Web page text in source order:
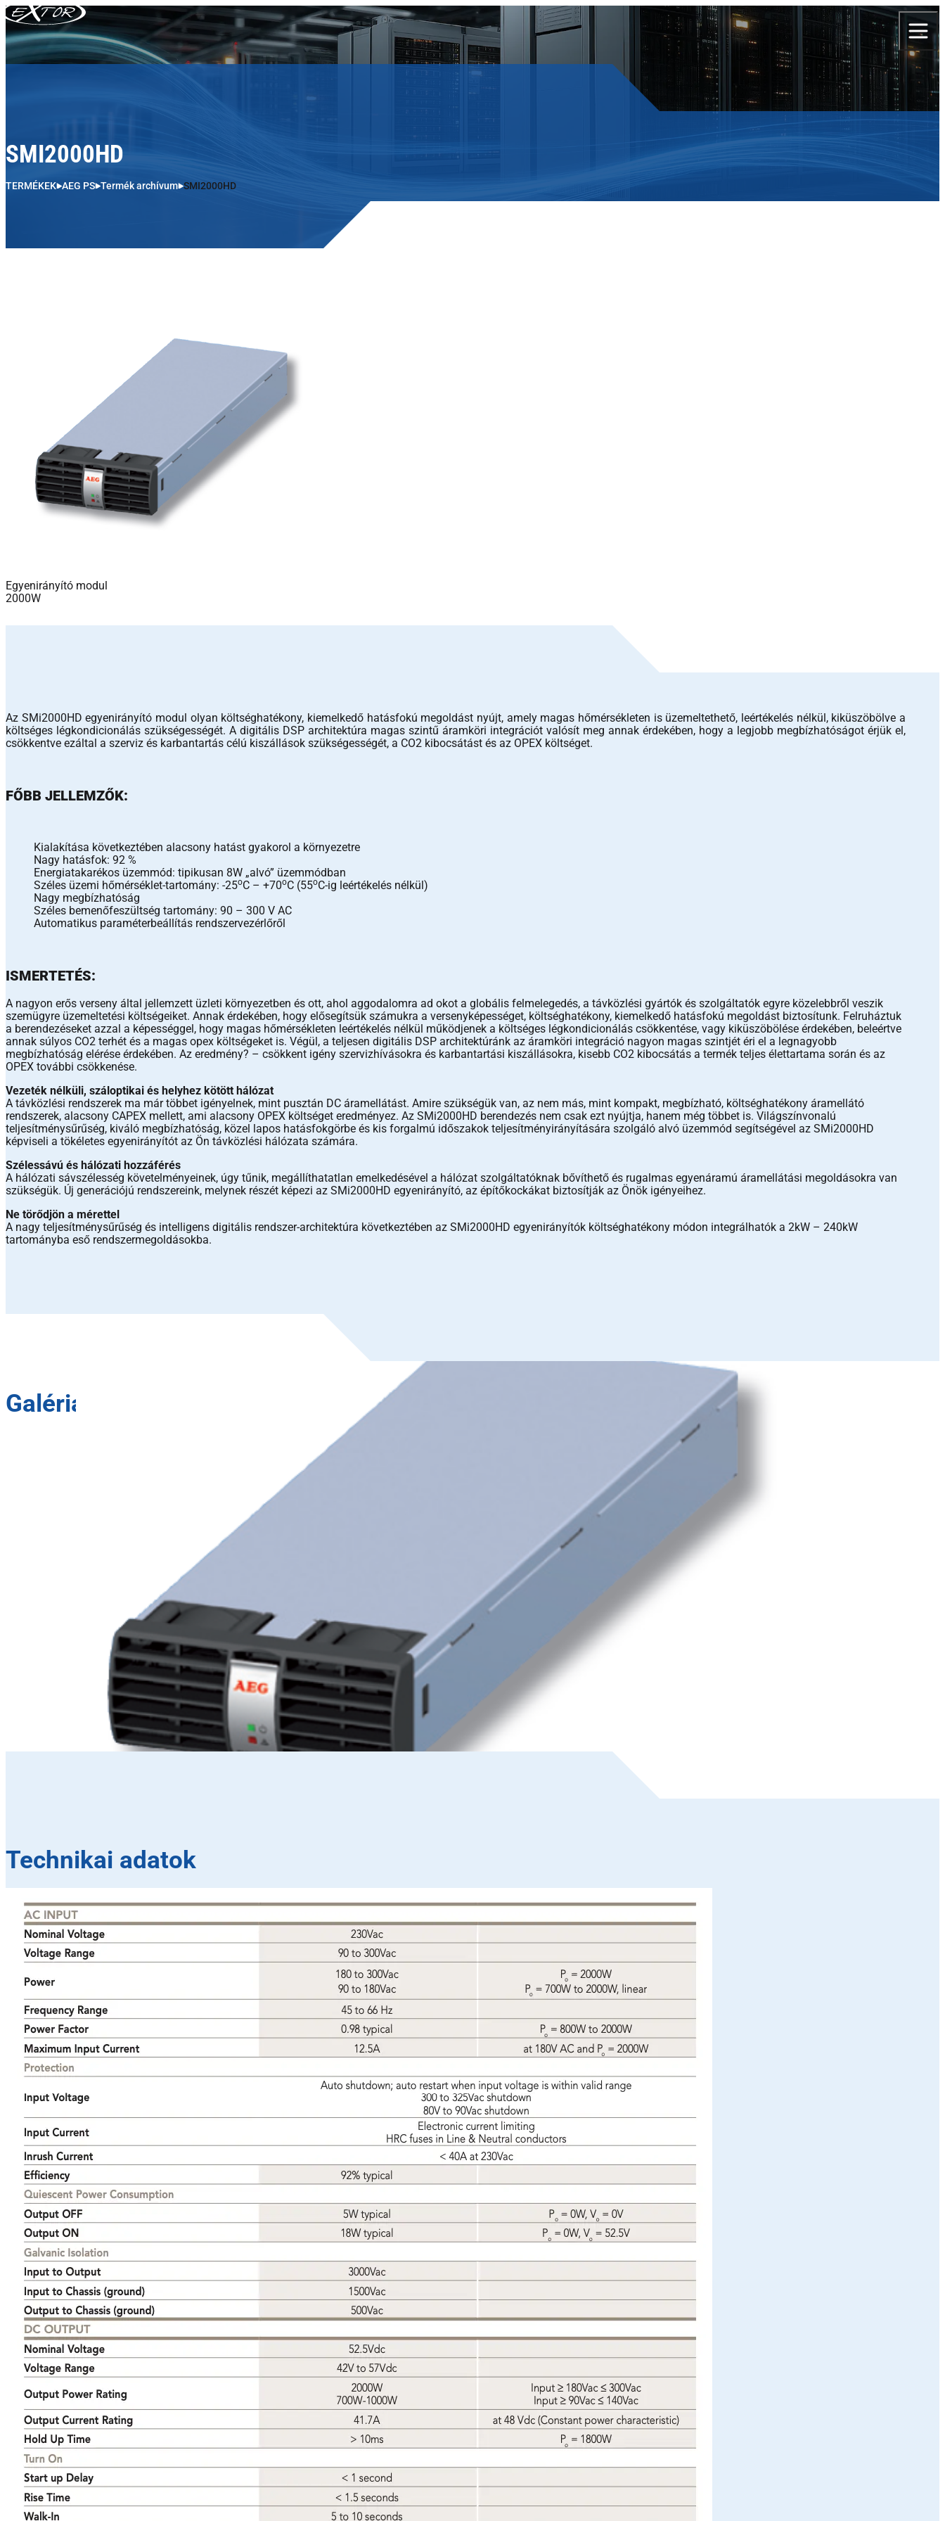
Skip to content
SMI2000HD
TERMÉKEK AEG PS Termék archívum SMI2000HD
Egyenirányító modul
2000W
Az SMi2000HD egyenirányító modul olyan költséghatékony, kiemelkedő hatásfokú megoldást nyújt, amely magas hőmérsékleten is üzemeltethető, leértékelés nélkül, kiküszöbölve a
költséges légkondicionálás szükségességét. A digitális DSP architektúra magas szintű áramköri integrációt valósít meg annak érdekében, hogy a legjobb megbízhatóságot érjük el,
csökkentve ezáltal a szerviz és karbantartás célú kiszállások szükségességét, a CO2 kibocsátást és az OPEX költséget.
FŐBB JELLEMZŐK:
Kialakítása következtében alacsony hatást gyakorol a környezetre
Nagy hatásfok: 92 %
Energiatakarékos üzemmód: tipikusan 8W „alvó” üzemmódban
Széles üzemi hőmérséklet-tartomány: -25oC – +70oC (55oC-ig leértékelés nélkül)
Nagy megbízhatóság
Széles bemenőfeszültség tartomány: 90 – 300 V AC
Automatikus paraméterbeállítás rendszervezérlőről
ISMERTETÉS:
A nagyon erős verseny által jellemzett üzleti környezetben és ott, ahol aggodalomra ad okot a globális felmelegedés, a távközlési gyártók és szolgáltatók egyre közelebbről veszik
szemügyre üzemeltetési költségeiket. Annak érdekében, hogy elősegítsük számukra a versenyképességet, költséghatékony, kiemelkedő hatásfokú megoldást biztosítunk. Felruháztuk
a berendezéseket azzal a képességgel, hogy magas hőmérsékleten leértékelés nélkül működjenek a költséges légkondicionálás csökkentése, vagy kiküszöbölése érdekében, beleértve
annak súlyos CO2 terhét és a magas opex költségeket is. Végül, a teljesen digitális DSP architektúránk az áramköri integráció nagyon magas szintjét éri el a legnagyobb
megbízhatóság elérése érdekében. Az eredmény? – csökkent igény szervizhívásokra és karbantartási kiszállásokra, kisebb CO2 kibocsátás a termék teljes élettartama során és az
OPEX további csökkenése.
Vezeték nélküli, száloptikai és helyhez kötött hálózat
A távközlési rendszerek ma már többet igényelnek, mint pusztán DC áramellátást. Amire szükségük van, az nem más, mint kompakt, megbízható, költséghatékony áramellátó
rendszerek, alacsony CAPEX mellett, ami alacsony OPEX költséget eredményez. Az SMi2000HD berendezés nem csak ezt nyújtja, hanem még többet is. Világszínvonalú
teljesítménysűrűség, kiváló megbízhatóság, közel lapos hatásfokgörbe és kis forgalmú időszakok teljesítményirányítására szolgáló alvó üzemmód segítségével az SMi2000HD
képviseli a tökéletes egyenirányítót az Ön távközlési hálózata számára.
Szélessávú és hálózati hozzáférés
A hálózati sávszélesség követelményeinek, úgy tűnik, megállíthatatlan emelkedésével a hálózat szolgáltatóknak bővíthető és rugalmas egyenáramú áramellátási megoldásokra van
szükségük. Új generációjú rendszereink, melynek részét képezi az SMi2000HD egyenirányító, az építőkockákat biztosítják az Önök igényeihez.
Ne törődjön a mérettel
A nagy teljesítménysűrűség és intelligens digitális rendszer-architektúra következtében az SMi2000HD egyenirányítók költséghatékony módon integrálhatók a 2kW – 240kW
tartományba eső rendszermegoldásokba.
Galéria
Technikai adatok